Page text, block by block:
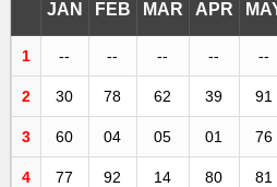
JAN FEB MAR APR
1 -- -- -- -- --
2 30 78 62 39 91
3 60 04 05 01 76
4 77 92 14 80 81